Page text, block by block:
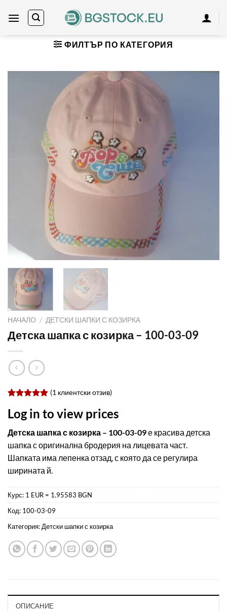
ФИЛТЪР ПО КАТЕГОРИЯ
НАЧАЛО / ДЕТСКИ ШАПКИ С КОЗИРКА
Детска шапка с козирка – 100-03-09
5.00от 5,
базирано
на
потребителски
оценки
(1 клиентски отзив)
Log in to view prices
Детска шапка с козирка – 100-03-09е красива детска
шапка с оригинална бродерия на лицевата част.
Шапката има лепенка отзад, с която да се регулира
ширината й.
Курс: 1 EUR = 1.95583 BGN
Код: 100-03-09
Категория:Детски шапки с козирка
ОПИСАНИЕ